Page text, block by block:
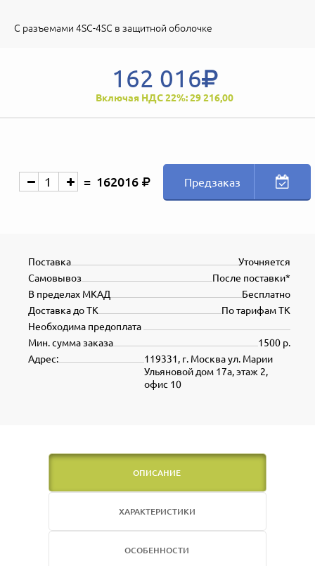
С разъемами 4SC-4SC в защитной оболочке
162 016
Включая НДС 22%: 29 216,00
162016 Предзаказ
Уточняется
Поставка
После поставки*
Самовывоз
Бесплатно
В пределах МКАД
По тарифам ТК
Доставка до ТК
Необходима предоплата
1500 р.
Мин. сумма заказа
119331, г. Москва ул. Марии
Ульяновой дом 17а, этаж 2,
офис 10
Адрес:
ОПИСАНИЕ
ХАРАКТЕРИСТИКИ
ОСОБЕННОСТИ